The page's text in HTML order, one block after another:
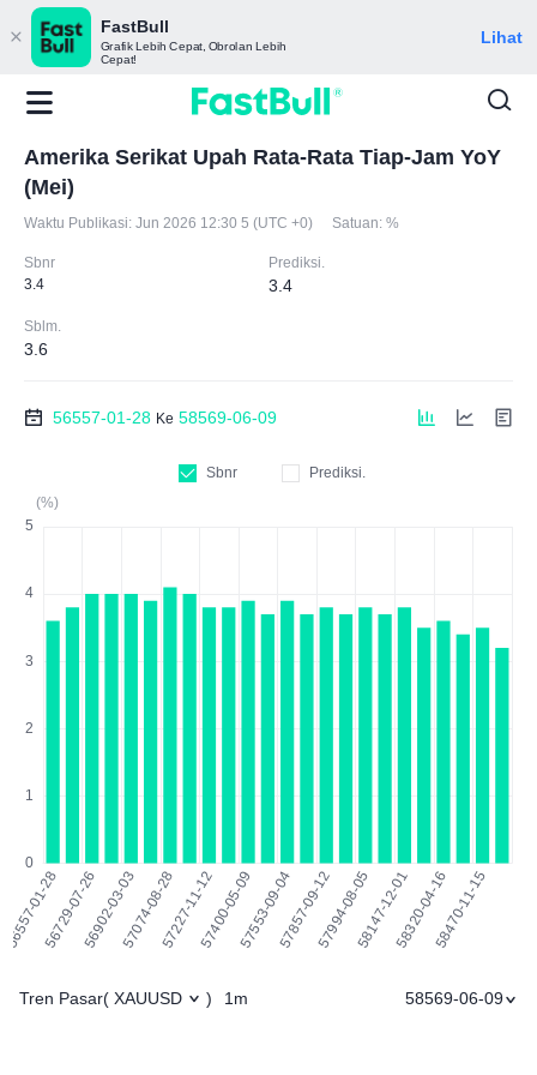
FastBull
Grafik Lebih Cepat, Obrolan Lebih
Cepat!
Lihat
Amerika Serikat Upah Rata-Rata Tiap-Jam YoY
(Mei)
Waktu Publikasi: Jun 2026 12:30 5 (UTC +0) Satuan: %
Sbnr
3.4
Prediksi.
3.4
Sblm.
3.6
56557-01-28 Ke 58569-06-09
Sbnr
Prediksi.
(%)
Tren Pasar( XAUUSD ) 1m 58569-06-09